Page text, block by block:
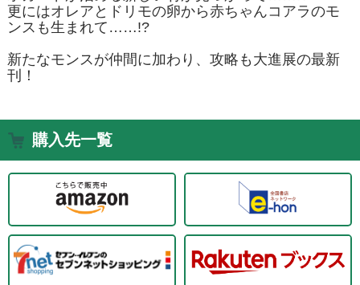
更にはオレアとドリモの卵から赤ちゃんコアラのモ
ンスも生まれて……!?
新たなモンスが仲間に加わり、攻略も大進展の最新
刊！
購入先一覧